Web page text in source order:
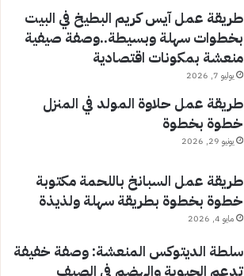
طريقة عمل آيس كريم البطيخ في البيت
بخطوات سهلة وبسيطة..وصفة صيفية
منعشة بمكونات اقتصادية
يوليو 7, 2026
طريقة عمل حلاوة المولد في المنزل
خطوة بخطوة
يونيو 29, 2026
طريقة عمل السبانخ باللحمة مكتوبة
خطوة بخطوة بطريقة سهلة ولذيذة
مايو 4, 2026
سلطة الديتوكس المنعشة: وصفة خفيفة
تدعم الحيوية والهضم في الصيف